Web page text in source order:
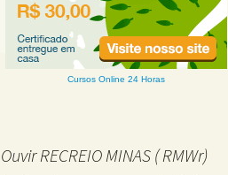
Cursos Online 24 Horas
Ouvir RECREIO MINAS ( RMWr)